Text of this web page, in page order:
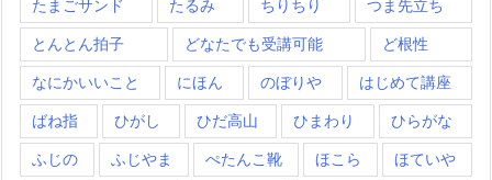
たまごサンド たるみ ちりちり つま先立ち
とんとん拍子 どなたでも受講可能 ど根性
なにかいいこと にほん のぼりや はじめて講座
ばね指 ひがし ひだ高山 ひまわり ひらがな
ふじの ふじやま ぺたんこ靴 ほこら ほていや